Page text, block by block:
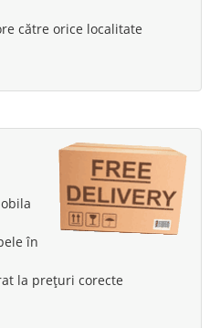
către orice localitate
în
la prețuri corecte